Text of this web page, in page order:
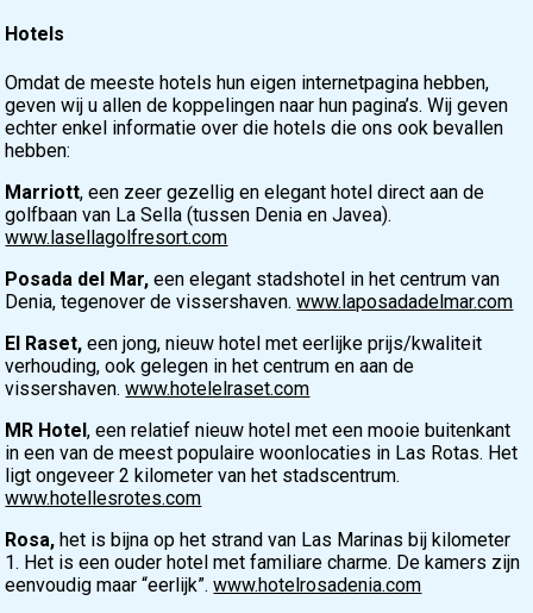
Hotels
Omdat de meeste hotels hun eigen internetpagina hebben,
geven wij u allen de koppelingen naar hun pagina’s. Wij geven
echter enkel informatie over die hotels die ons ook bevallen
hebben:
Marriott, een zeer gezellig en elegant hotel direct aan de
golfbaan van La Sella (tussen Denia en Javea).
www.lasellagolfresort.com
Posada del Mar,een elegant stadshotel in het centrum van
Denia, tegenover de vissershaven.www.laposadadelmar.com
El Raset, een jong, nieuw hotel met eerlijke prijs/kwaliteit
verhouding, ook gelegen in het centrum en aan de
vissershaven.www.hotelelraset.com
MR Hotel, een relatief nieuw hotel met een mooie buitenkant
in een van de meest populaire woonlocaties in Las Rotas. Het
ligt ongeveer 2 kilometer van het stadscentrum.
www.hotellesrotes.com
Rosa,het is bijna op het strand van Las Marinas bij kilometer
1. Het is een ouder hotel met familiare charme. De kamers zijn
eenvoudig maar “eerlijk”.www.hotelrosadenia.com